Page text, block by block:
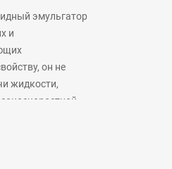
эмульгатор
и
он не
жидкости,
тем